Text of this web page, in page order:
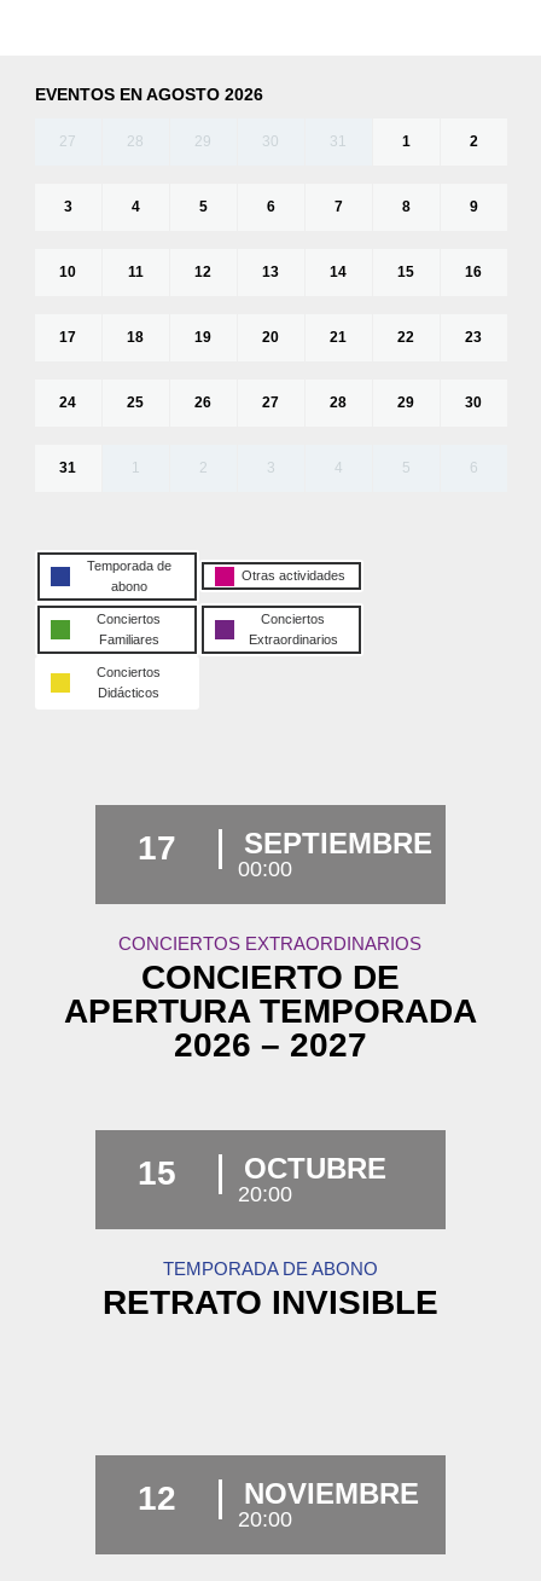
EVENTOS EN AGOSTO 2026
27 28 29 30 31 1 2
3 4 5 6 7 8 9
10 11 12 13 14 15 16
17 18 19 20 21 22 23
24 25 26 27 28 29 30
31 1 2 3 4 5 6
Temporada de
abono
Otras actividades
Conciertos
Familiares
Conciertos
Extraordinarios
Conciertos
Didácticos
17 SEPTIEMBRE
00:00
CONCIERTOS EXTRAORDINARIOS
CONCIERTO DE
APERTURA TEMPORADA
2026 – 2027
15 OCTUBRE
20:00
TEMPORADA DE ABONO
RETRATO INVISIBLE
12 NOVIEMBRE
20:00